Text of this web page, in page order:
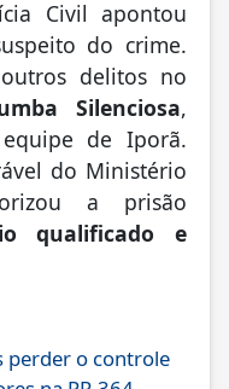
Civil apontou
do crime.
delitos no
Silenciosa,
de Iporã.
do Ministério
a prisão
qualificado e
o controle